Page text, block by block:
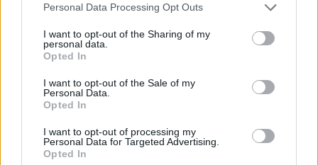
Personal Data Processing Opt Outs
I want to opt-out of the Sharing of my
personal data.
Opted In
I want to opt-out of the Sale of my
Personal Data.
Opted In
I want to opt-out of processing my
Personal Data for Targeted Advertising.
Opted In